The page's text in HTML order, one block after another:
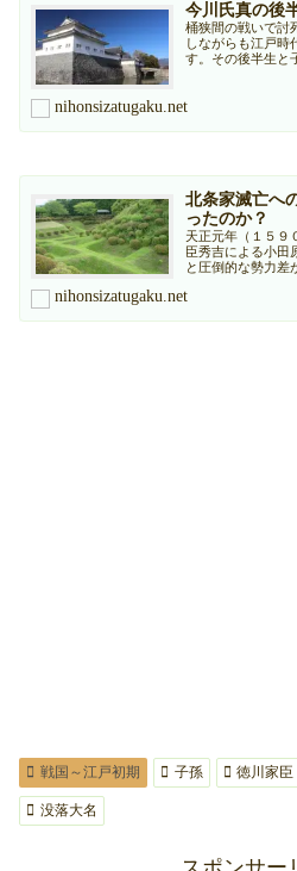
今川氏真の後
桶狭間の戦いで討
しながらも江戸時
す。その後半生と
nihonsizatugaku.net
北条家滅亡へ
ったのか？
天正元年（１５９
臣秀吉による小田
と圧倒的な勢力差
nihonsizatugaku.net
戦国～江戸初期 子孫 徳川家臣
没落大名